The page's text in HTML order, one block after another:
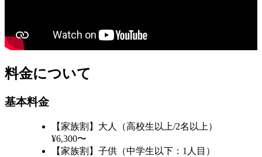
料金について
基本料金
【家族割】大人（高校生以上/2名以上）
¥6,300〜
【家族割】子供（中学生以下：1人目）